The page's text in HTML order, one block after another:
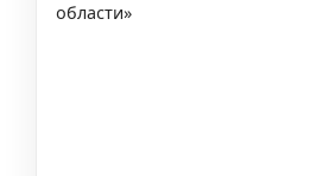
области»